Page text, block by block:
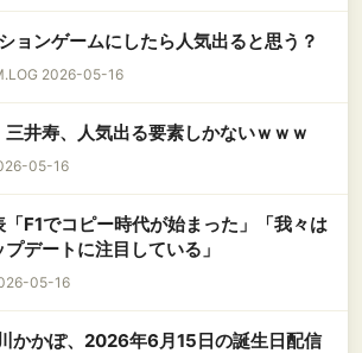
ョンゲームにしたら人気出ると思う？
2026-05-16
三井寿、人気出る要素しかないｗｗｗ
05-16
F1でコピー時代が始まった」「我々は
デートに注目している」
05-16
かかぽ、2026年6月15日の誕生日配信